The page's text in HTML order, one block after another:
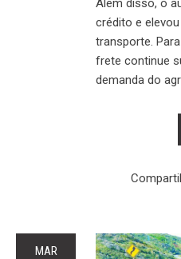
crédito e
transporte.
frete continue
demanda do
MAR